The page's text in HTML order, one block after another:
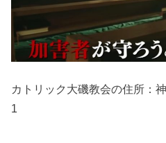
カトリック大磯教会の住所：
1